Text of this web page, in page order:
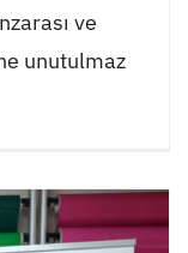
ve
unutulmaz